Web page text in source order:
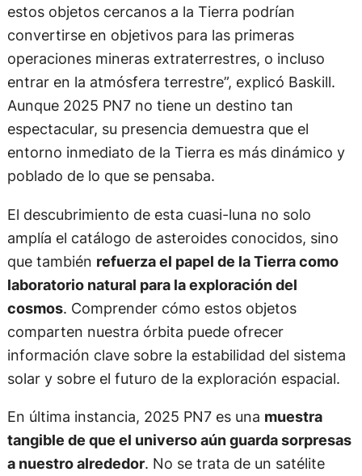
estos objetos cercanos a la Tierra podrían
convertirse en objetivos para las primeras
operaciones mineras extraterrestres, o incluso
entrar en la atmósfera terrestre”, explicó Baskill.
Aunque 2025 PN7 no tiene un destino tan
espectacular, su presencia demuestra que el
entorno inmediato de la Tierra es más dinámico y
poblado de lo que se pensaba.
El descubrimiento de esta cuasi-luna no solo
amplía el catálogo de asteroides conocidos, sino
que también refuerza el papel de la Tierra como
laboratorio natural para la exploración del
cosmos. Comprender cómo estos objetos
comparten nuestra órbita puede ofrecer
información clave sobre la estabilidad del sistema
solar y sobre el futuro de la exploración espacial.
En última instancia, 2025 PN7 es una muestra
tangible de que el universo aún guarda sorpresas
a nuestro alrededor. No se trata de un satélite